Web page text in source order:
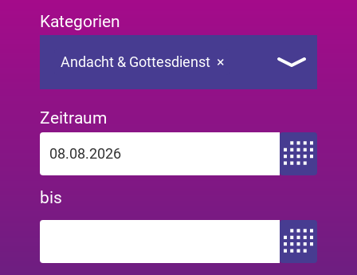
Kategorien
×
Andacht & Gottesdienst
Zeitraum
Zeitraum von
bis
Zeitraum bis